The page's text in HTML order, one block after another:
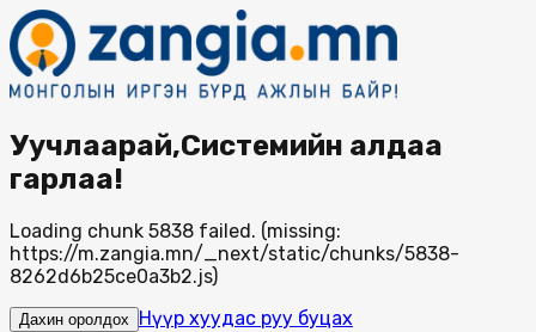
Уучлаарай,Системийн алдаа
гарлаа!
Loading chunk 5838 failed. (missing:
https://m.zangia.mn/_next/static/chunks/5838-
8262d6b25ce0a3b2.js)
Дахин оролдох Нүүр хуудас руу буцах